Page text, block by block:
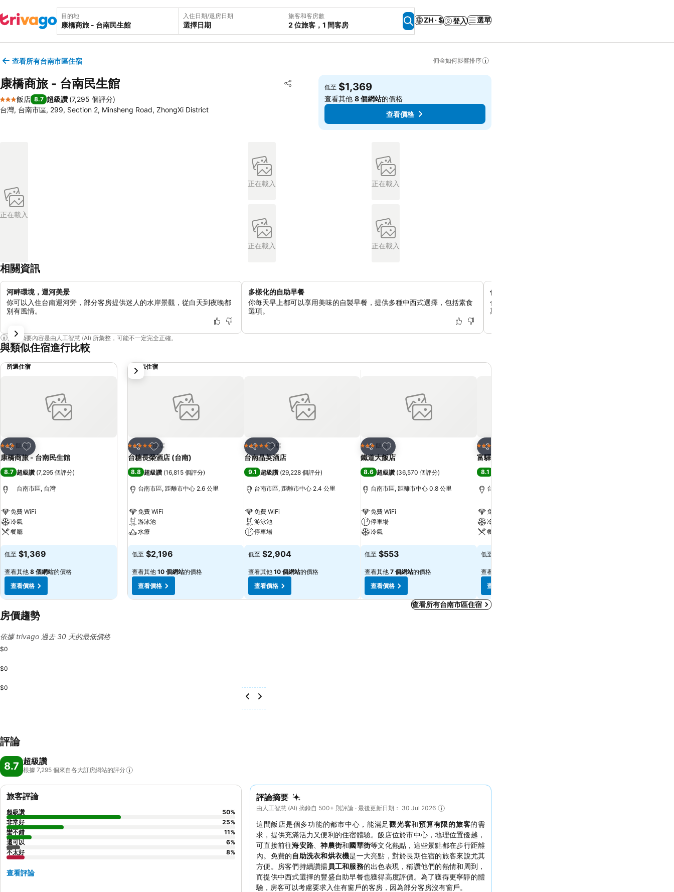
目的地 入住日期/退房日期
選擇日期
旅客和客房數
2 位旅客，1 間客房
ZH · $ 登入 選單
查看所有台南市區住宿 佣金如何影響排序
康橋商旅 - 台南民生館 分享
加入我的最愛
3 星級
飯店 8.7 超級讚 (7,295 個評分)
台灣, 台南市區, 299, Section 2, Minsheng Road, ZhongXi District
低至 $1,369
查看其他8 個網站的價格
查看價格
正在載入
正在載入 正在載入
正在載入 正在載入
相關資訊
河畔環境，運河美景
你可以入住台南運河旁，部分客房提供迷人的水岸景觀，從白天到夜晚都
別有風情。
多樣化的自助早餐
你每天早上都可以享用美味的自製早餐，提供多種中西式選擇，包括素食
選項。
便利的自助洗衣服務
你可以使用飯店內的自助洗衣房，免費提供洗衣機和烘衣
期住宿，讓你的旅行衣物保持清新。
這個摘要內容是由人工智慧 (AI) 所彙整，可能不一定完全正確。
與類似住宿進行比較
所選住宿
分享
加入我的最愛
3 星級飯店
康橋商旅 - 台南民生館
8.7 超級讚 (7,295 個評分)
台南市區, 台灣
免費 WiFi
冷氣
餐廳
查看價格
低至 $1,369
查看其他 8 個網站的價格
查看價格
類似住宿
分享
加入我的最愛
5 星級 飯店
台糖長榮酒店 (台南)
8.8 超級讚 (16,815 個評分)
台南市區, 距離市中心 2.6 公里
免費 WiFi
游泳池
水療
查看價格
低至 $2,196
查看其他 10 個網站的價格
查看價格
分享
加入我的最愛
5 星級 飯店
台南晶英酒店
9.1 超級讚 (29,228 個評分)
台南市區, 距離市中心 2.4 公里
免費 WiFi
游泳池
停車場
查看價格
低至 $2,904
查看其他 10 個網站的價格
查看價格
分享
加入我的最愛
3 星級飯店
鐵道大飯店
8.6 超級讚 (36,570 個評分)
台南市區, 距離市中心 0.8 公里
免費 WiFi
停車場
冷氣
查看價格
低至 $553
查看其他 7 個網站的價格
查看價格
分享
4 星級
富驛時尚酒店台南民生路館
8.1
台南市區, 距離市中心 2.3 公里
免費 WiFi
冷氣
餐廳
查看價格
低至
查看其他
查看價格
下一步
查看所有台南市區住宿
房價趨勢
依據 trivago 過去 30 天的最低價格
$0
$0
$0
評論
8.7 超級讚
根據 7,295 個來自各大訂房網站的評分
評論摘要
由人工智慧 (AI) 摘錄自 500+ 則評論 · 最後更新日期： 30 Jul 2026
這間飯店是個多功能的都市中心，能滿足觀光客和預算有限的旅客的需
求，提供充滿活力又便利的住宿體驗。飯店位於市中心，地理位置優越，
可直接前往海安路 、神農街和國華街等文化熱點，這些景點都在步行距離
內。免費的自助洗衣和烘衣機是一大亮點，對於長期住宿的旅客來說尤其
方便。房客們持續讚揚員工和服務的出色表現，稱讚他們的熱情和周到，
而提供中西式選擇的豐盛自助早餐也獲得高度評價。為了獲得更寧靜的體
驗，房客可以考慮要求入住有窗戶的客房，因為部分客房沒有窗戶。
旅客評論
超級讚 50%
非常好
25%
蠻不錯
11%
還可以
6%
不太好
8%
查看評論